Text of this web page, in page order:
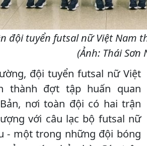
đội tuyển futsal nữ Việt Nam
(Ảnh: Thái Sơn
đội tuyển futsal nữ Việt
thành đợt tập huấn quan
nơi toàn đội có hai trận
với câu lạc bộ futsal nữ
- một trong những đội bóng